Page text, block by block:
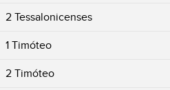
2 Tessalonicenses
1 Timóteo
2 Timóteo